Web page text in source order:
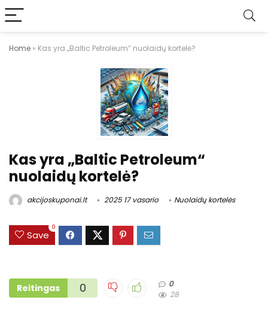
Home » Kas yra „Baltic Petroleum“ nuolaidų kortelė?
Kas yra „Baltic Petroleum“
nuolaidų kortelė?
akcijoskuponai.lt 2025 17 vasario Nuolaidų kortelės
Save
0
Reitingas 0
0
28